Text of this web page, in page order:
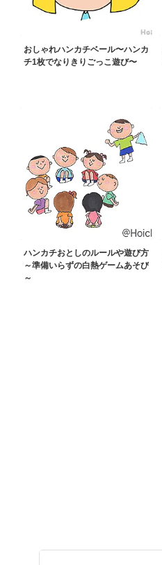
おしゃれハンカチベール〜ハンカ
チ1枚でなりきりごっこ遊び〜
ハンカチおとしのルールや遊び方
～準備いらずの白熱ゲームあそび
～